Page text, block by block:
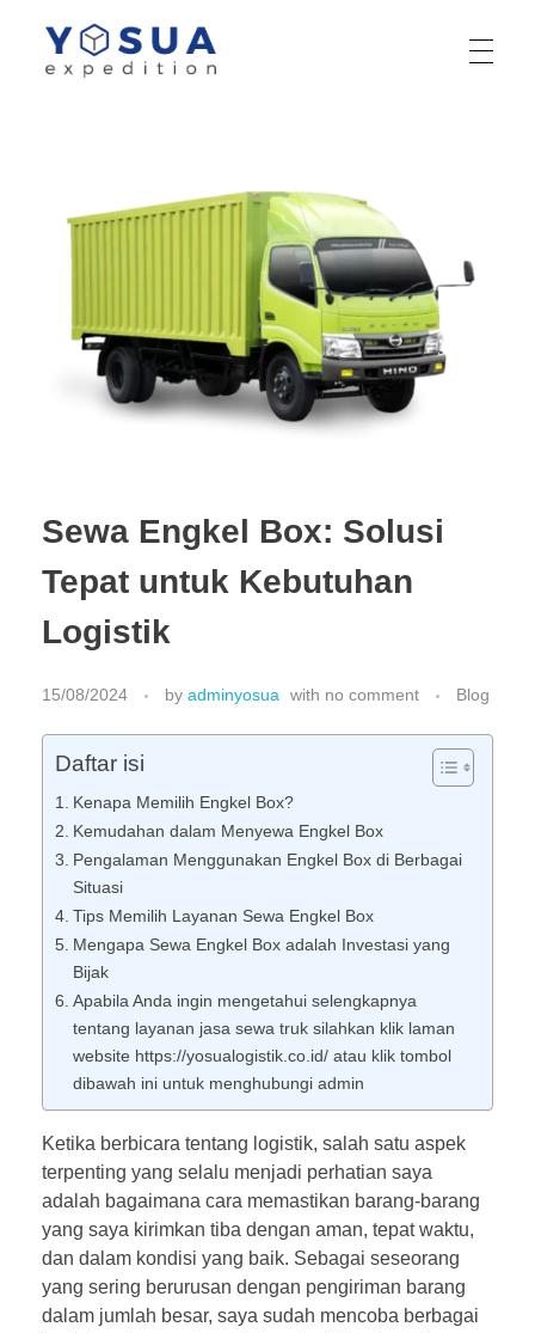
Sewa Engkel Box: Solusi
Tepat untuk Kebutuhan
Logistik
15/08/2024 by adminyosua with no comment Blog
Daftar isi
Kenapa Memilih Engkel Box?
Kemudahan dalam Menyewa Engkel Box
Pengalaman Menggunakan Engkel Box di Berbagai
Situasi
Tips Memilih Layanan Sewa Engkel Box
Mengapa Sewa Engkel Box adalah Investasi yang
Bijak
Apabila Anda ingin mengetahui selengkapnya
tentang layanan jasa sewa truk silahkan klik laman
website https://yosualogistik.co.id/ atau klik tombol
dibawah ini untuk menghubungi admin
Ketika berbicara tentang logistik, salah satu aspek
terpenting yang selalu menjadi perhatian saya
adalah bagaimana cara memastikan barang-barang
yang saya kirimkan tiba dengan aman, tepat waktu,
dan dalam kondisi yang baik. Sebagai seseorang
yang sering berurusan dengan pengiriman barang
dalam jumlah besar, saya sudah mencoba berbagai